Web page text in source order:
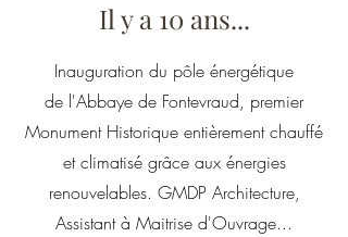
Il y a 10 ans...
Inauguration du pôle énergétique
de l'Abbaye de Fontevraud, premier
Monument Historique entièrement chauffé
et climatisé grâce aux énergies
renouvelables. GMDP Architecture,
Assistant à Maitrise d'Ouvrage...